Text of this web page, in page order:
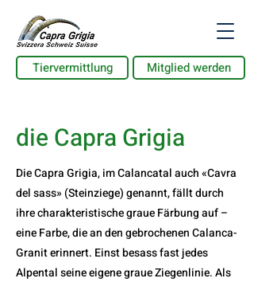
Tiervermittlung Mitglied werden
die Capra Grigia
Die Capra Grigia, im Calancatal auch «Cavra
del sass» (Steinziege) genannt, fällt durch
ihre charakteristische graue Färbung auf –
eine Farbe, die an den gebrochenen Calanca-
Granit erinnert. Einst besass fast jedes
Alpental seine eigene graue Ziegenlinie. Als